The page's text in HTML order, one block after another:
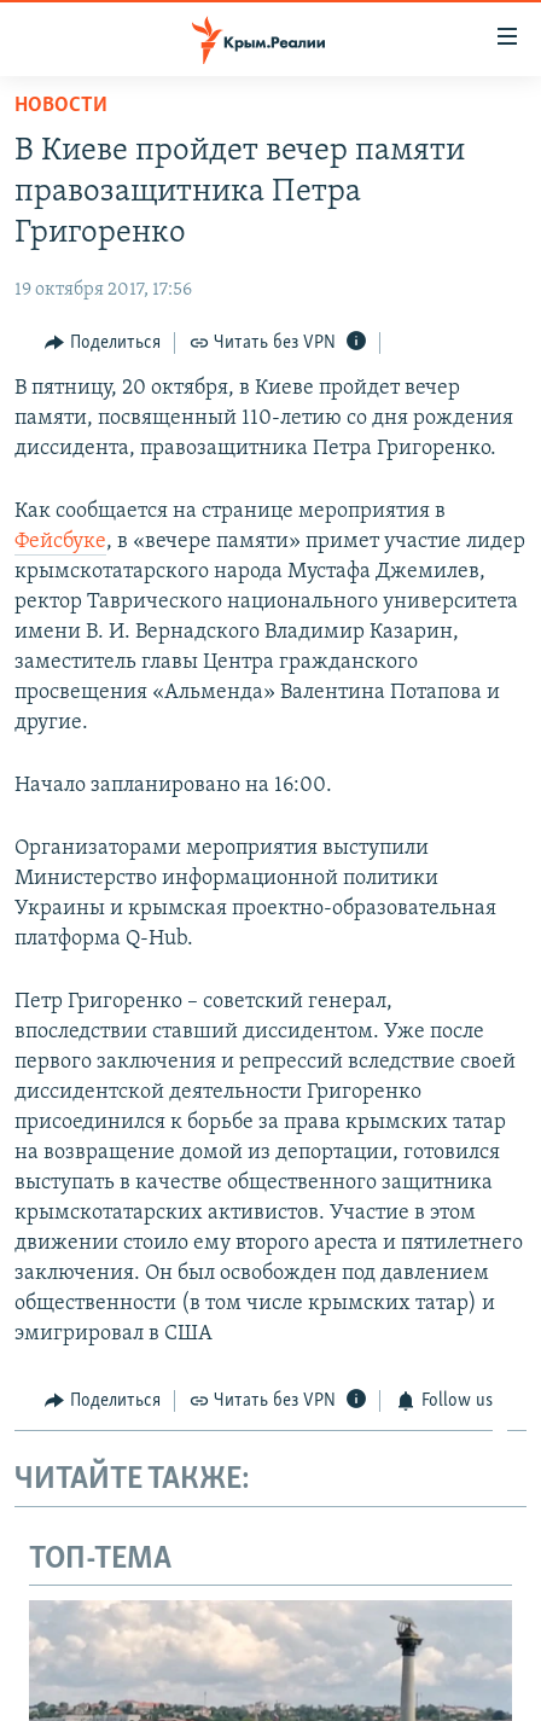
Вернуться
основному
содержанию
Вернутся
главной
навигации
Вернутся
поиску
СПЕЦПРОЕКТЫ
11 ЛЕТ ОККУПАЦИИ КРЫМА. 11 ИСТОРИЙ СОПРОТИВЛЕНИЯ
ВОДА
ЕЩЕ
ИНТЕРАКТИВ
ИНФОГРАФИКА
ТЕЛЕПРОЕКТ КРЫМ.РЕАЛИИ
ПРОПАВШИЕ БЕЗ ВЕСТИ
ПОБЕДИТЕЛЕЙ НЕ СУДЯТ?
КРЫМ.НЕПОКОРЕННЫЙ
УКРАИНСКАЯ ПРОБЛЕМА КРЫМА
РАДІО СВОБОДА
КАК ОБОЙТИ БЛОКИРОВКУ
Українською
Qırımtatar
ПРИСОЕДИНЯЙТЕСЬ!
Все сайты RFE/RL
НОВОСТИ
В Киеве пройдет вечер памяти
правозащитника Петра
Григоренко
19 октября 2017, 17:56
Поделиться Читать без VPN
В пятницу, 20 октября, в Киеве пройдет вечер
памяти, посвященный 110-летию со дня рождения
диссидента, правозащитника Петра Григоренко.
Как сообщается на странице мероприятия в
Фейсбуке, в «вечере памяти» примет участие лидер
крымскотатарского народа Мустафа Джемилев,
ректор Таврического национального университета
имени В. И. Вернадского Владимир Казарин,
заместитель главы Центра гражданского
просвещения «Альменда» Валентина Потапова и
другие.
Начало запланировано на 16:00.
Организаторами мероприятия выступили
Министерство информационной политики
Украины и крымская проектно-образовательная
платформа Q-Hub.
Петр Григоренко – советский генерал,
впоследствии ставший диссидентом. Уже после
первого заключения и репрессий вследствие своей
диссидентской деятельности Григоренко
присоединился к борьбе за права крымских татар
на возвращение домой из депортации, готовился
выступать в качестве общественного защитника
крымскотатарских активистов. Участие в этом
движении стоило ему второго ареста и пятилетнего
заключения. Он был освобожден под давлением
общественности (в том числе крымских татар) и
эмигрировал в США
Поделиться Читать без VPN Follow us
ЧИТАЙТЕ ТАКЖЕ:
ТОП-ТЕМА